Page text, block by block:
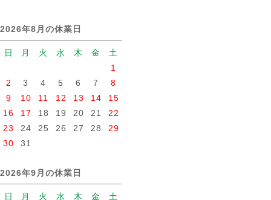
2026年8月の休業日
日 月 火 水 木 金
土
1
2
3 4 5 6 7
8
9
10 11 12 13 14
15
16
17 18 19 20 21
22
23
24 25 26 27 28
29
30
31
2026年9月の休業日
日 月 火 水 木 金
土